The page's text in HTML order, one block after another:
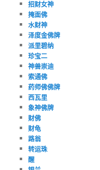
招财女神
掩面佛
水财神
泽度金佛牌
派里碧纳
珍宝二
神兽崇迪
索通佛
药师佛佛牌
西瓦里
象神佛牌
财佛
财龟
路翁
转运珠
醒